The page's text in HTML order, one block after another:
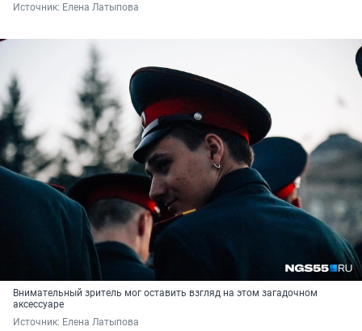
Источник: Елена Латыпова
Внимательный зритель мог оставить взгляд на этом загадочном
аксессуаре
Источник: Елена Латыпова